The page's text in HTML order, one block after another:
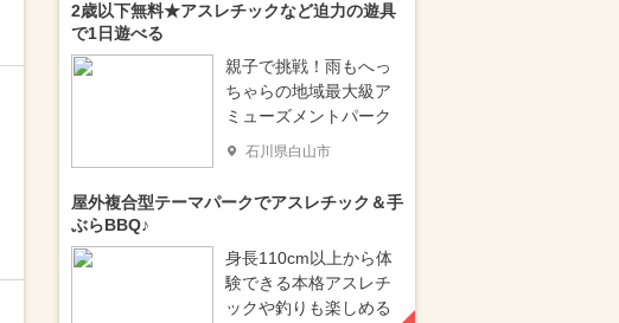
2歳以下無料★アスレチックなど迫力の遊具
で1日遊べる
親子で挑戦！雨もへっ
ちゃらの地域最大級ア
ミューズメントパーク
石川県白山市
屋外複合型テーマパークでアスレチック＆手
ぶらBBQ♪
身長110cm以上から体
験できる本格アスレチ
ックや釣りも楽しめる